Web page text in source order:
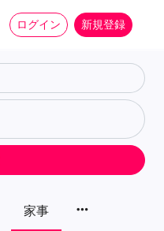
ログイン 新規登録
家事 more_horiz